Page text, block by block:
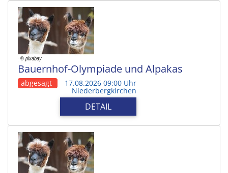
Bauernhof-Olympiade und Alpakas
abgesagt 17.08.2026 09:00 Uhr
Niederbergkirchen
DETAIL